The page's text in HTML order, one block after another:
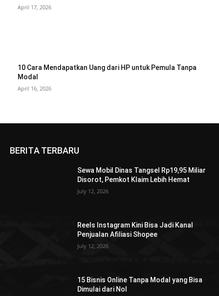
April 17, 2026
10 Cara Mendapatkan Uang dari HP untuk Pemula Tanpa
Modal
April 16, 2026
BERITA TERBARU
Sewa Mobil Dinas Tangsel Rp19,95 Miliar
Disorot, Pemkot Klaim Lebih Hemat
July 12, 2026
Reels Instagram Kini Bisa Jadi Kanal
Penjualan Afiliasi Shopee
July 12, 2026
15 Bisnis Online Tanpa Modal yang Bisa
Dimulai dari Nol